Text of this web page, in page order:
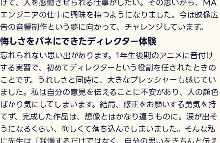
けて、人を感動させられる仕事がしたい。その思いから、MA
エンジニアの仕事に興味を持つようになりました。今は映像広
告の音響制作という夢に向かって、チャレンジしています。
悔しさをバネにできたディレクター体験
忘れられない思い出があります。1年生後期のアニメに音付け
する実習で、初めてディレクターという役割を任されたときの
ことです。うれしさと同時に、大きなプレッシャーも感じてい
ました。私は自分の意見を伝えることに不安があり、人の顔色
ばかり気にしてしまいます。結局、修正をお願いする勇気を持
てず、完成した作品は、想像とはかなり違うものに。涙が出そ
うになるくらい、悔しくて落ち込んでしまいました。そんな私